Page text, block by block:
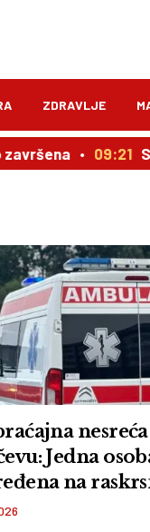
ZDRAVLJE
09:21
Jedna
na
i